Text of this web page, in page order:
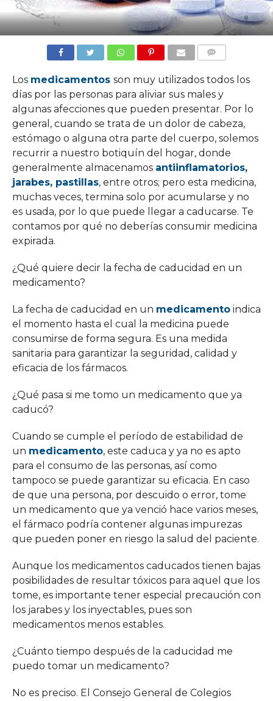
Los medicamentos son muy utilizados todos los
días por las personas para aliviar sus males y
algunas afecciones que pueden presentar. Por lo
general, cuando se trata de un dolor de cabeza,
estómago o alguna otra parte del cuerpo, solemos
recurrir a nuestro botiquín del hogar, donde
generalmente almacenamos antiinflamatorios,
jarabes, pastillas, entre otros; pero esta medicina,
muchas veces, termina solo por acumularse y no
es usada, por lo que puede llegar a caducarse. Te
contamos por qué no deberías consumir medicina
expirada.
¿Qué quiere decir la fecha de caducidad en un
medicamento?
La fecha de caducidad en un medicamentoindica
el momento hasta el cual la medicina puede
consumirse de forma segura. Es una medida
sanitaria para garantizar la seguridad, calidad y
eficacia de los fármacos.
¿Qué pasa si me tomo un medicamento que ya
caducó?
Cuando se cumple el período de estabilidad de
un medicamento, este caduca y ya no es apto
para el consumo de las personas, así como
tampoco se puede garantizar su eficacia. En caso
de que una persona, por descuido o error, tome
un medicamento que ya venció hace varios meses,
el fármaco podría contener algunas impurezas
que pueden poner en riesgo la salud del paciente.
Aunque los medicamentos caducados tienen bajas
posibilidades de resultar tóxicos para aquel que los
tome, es importante tener especial precaución con
los jarabes y los inyectables, pues son
medicamentos menos estables.
¿Cuánto tiempo después de la caducidad me
puedo tomar un medicamento?
No es preciso. El Consejo General de Colegios